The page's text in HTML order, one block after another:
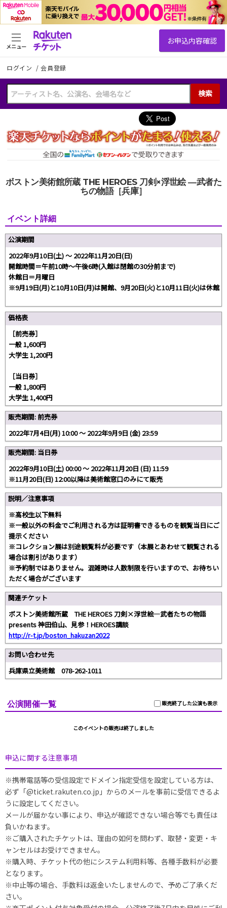
ログイン /会員登録
検索
メニュー
ボストン美術館所蔵 THE HEROES 刀剣×浮世絵 ―武者た
ちの物語［兵庫］
イベント詳細
公演期間
2022年9月10日(土) ～ 2022年11月20日(日)
開館時間＝午前10時～午後6時(入館は閉館の30分前まで)
休館日＝月曜日
※9月19日(月)と10月10日(月)は開館、9月20日(火)と10月11日(火)は休館
価格表
［前売券］
一般 1,600円
大学生 1,200円
［当日券］
一般 1,800円
大学生 1,400円
販売期間: 前売券
2022年7月4日(月) 10:00 〜 2022年9月9日 (金) 23:59
販売期間: 当日券
2022年9月10日(土) 00:00 〜 2022年11月20日 (日) 11:59
※11月20日(日) 12:00以降は美術館窓口のみにて販売
説明／注意事項
※高校生以下無料
※一般以外の料金でご利用される方は証明書できるものを観覧当日にご
提示ください
※コレクション展は別途観覧料が必要です（本展とあわせて観覧される
場合は割引があります）
※予約制ではありません。混雑時は人数制限を行いますので、お待ちい
ただく場合がございます
関連チケット
ボストン美術館所蔵 THE HEROES 刀剣×浮世絵―武者たちの物語
presents 神田伯山、見参！HEROES講談
http://r-t.jp/boston_hakuzan2022
お問い合わせ先
兵庫県立美術館 078-262-1011
販売終了した公演も表示
公演開催一覧
このイベントの販売は終了しました
申込に関する注意事項
※携帯電話等の受信設定でドメイン指定受信を設定している方は、
必ず「@ticket.rakuten.co.jp」からのメールを事前に受信できるよ
うに設定してください。
メールが届かない事により、申込が確認できない場合等でも責任は
負いかねます。
※ご購入されたチケットは、理由の如何を問わず、取替・変更・キ
ャンセルはお受けできません。
※購入時、チケット代の他にシステム利用料等、各種手数料が必要
となります。
※中止等の場合、手数料は返金いたしませんので、予めご了承くだ
さい。